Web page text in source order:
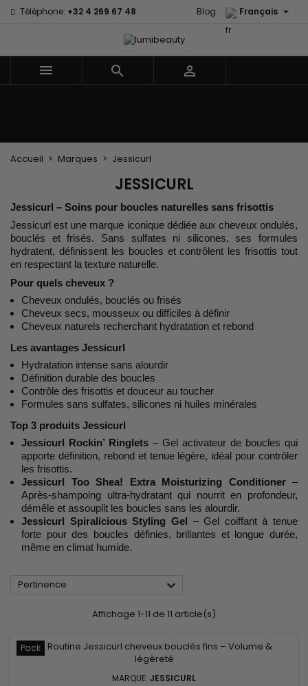
Téléphone: +32 4 269 67 48 Français 
Blog
  
Accueil Marques Jessicurl
JESSICURL
Jessicurl – Soins pour boucles naturelles sans frisottis
Jessicurl est une marque iconique dédiée aux cheveux ondulés,
bouclés et frisés. Sans sulfates ni silicones, ses formules
hydratent, définissent les boucles et contrôlent les frisottis tout
en respectant la texture naturelle.
Pour quels cheveux ?
Cheveux ondulés, bouclés ou frisés
Cheveux secs, mousseux ou difficiles à définir
Cheveux naturels recherchant hydratation et rebond
Les avantages Jessicurl
Hydratation intense sans alourdir
Définition durable des boucles
Contrôle des frisottis et douceur au toucher
Formules sans sulfates, silicones ni huiles minérales
Top 3 produits Jessicurl
Jessicurl Rockin’ Ringlets – Gel activateur de boucles qui
apporte définition, rebond et tenue légère, idéal pour contrôler
les frisottis.
Jessicurl Too Shea! Extra Moisturizing Conditioner–
Après-shampoing ultra-hydratant qui nourrit en profondeur,
démêle et assouplit les boucles sans les alourdir.
Jessicurl Spiralicious Styling Gel – Gel coiffant à tenue
forte pour des boucles définies, brillantes et longue durée,
même en climat humide.
Pertinence 
Affichage 1-11 de 11 article(s)
Pack
MARQUE: JESSICURL